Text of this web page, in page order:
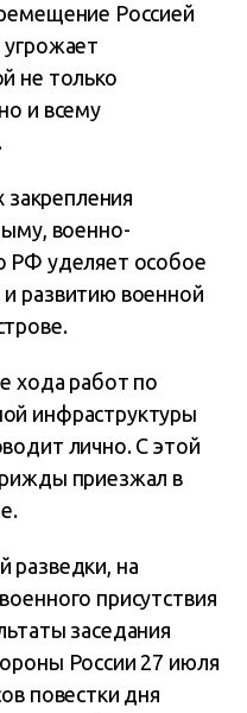
Россией
не только
и всему
закрепления
военно-
РФ уделяет особое
развитию военной
хода работ по
инфраструктуры
лично. С этой
приезжал в
разведки, на
присутствия
заседания
России 27 июля
повестки дня